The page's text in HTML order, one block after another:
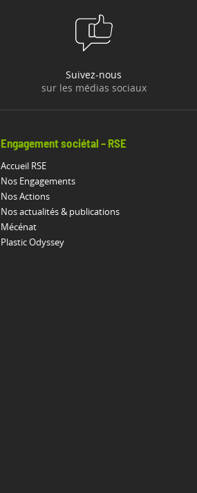
Suivez-nous
sur les médias sociaux
Engagement sociétal – RSE
Accueil RSE
Nos Engagements
Nos Actions
Nos actualités & publications
Mécénat
Plastic Odyssey